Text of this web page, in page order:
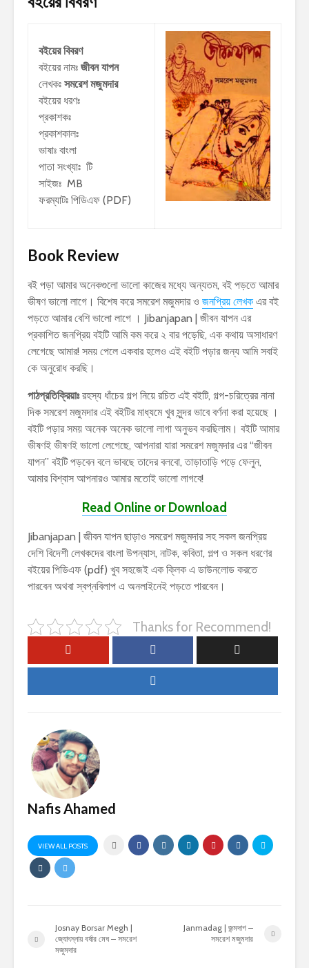
বইয়ের বিবরণ
বইয়ের নামঃ জীবন যাপন
লেখকঃ সমরেশ মজুমদার
বইয়ের ধরণঃ
প্রকাশকঃ
প্রকাশকালঃ
ভাষাঃ বাংলা
পাতা সংখ্যাঃ টি
সাইজঃ MB
ফরম্যাটঃ পিডিএফ (PDF)
Book Review
বই পড়া আমার অনেকগুলো ভালো কাজের মধ্যে অন্যতম, বই পড়তে আমার
ভীষণ ভালো লাগে। বিশেষ করে সমরেশ মজুমদার ও জনপ্রিয় লেখক এর বই
পড়তে আমার বেশি ভালো লাগে । Jibanjapan | জীবন যাপন এর
প্রকাশিত জনপ্রিয় বইটি আমি কম করে ২ বার পড়েছি, এক কথায় অসাধারণ
লেগেছে আমার! সময় পেলে একবার হলেও এই বইটি পড়ার জন্য আমি সবাই
কে অনুরোধ করছি।
পাঠপ্রতিক্রিয়াঃরহস্য ধাঁচের গল্প নিয়ে রচিত এই বইটি, গল্প-চরিত্রের নানা
দিক সমরেশ মজুমদার এই বইটির মাধ্যমে খুব সুন্দর ভাবে বর্ণনা করা হয়েছে ।
বইটি পড়ার সময় অনেক অনেক ভালো লাগা অনুভব করছিলাম। বইটি আমার
ভীষণই ভীষণই ভালো লেগেছে, আপনারা যারা সমরেশ মজুমদার এর “জীবন
যাপন” বইটি পড়বেন বলে ভাবছে তাদের বলবো, তাড়াতাড়ি পড়ে ফেলুন,
আমার বিশ্বাস আপনারও আমার মতোই ভালো লাগবে!
Read Online or Download
Jibanjapan | জীবন যাপন ছাড়াও সমরেশ মজুমদার সহ সকল জনপ্রিয়
দেশি বিদেশী লেখকদের বাংলা উপন্যাস, নাটক, কবিতা, গল্প ও সকল ধরণের
বইয়ের পিডিএফ (pdf) খুব সহজেই এক ক্লিক এ ডাউনলোড করতে
পারবেন অথবা স্বপ্নবিলাপ এ অনলাইনেই পড়তে পারবেন।
Thanks for Recommend!
Nafis Ahamed
VIEW ALL POSTS
Josnay Borsar Megh |
জ্যোৎস্নায় বর্ষার মেঘ – সমরেশ
মজুমদার
Janmadag | জন্মদাগ –
সমরেশ মজুমদার